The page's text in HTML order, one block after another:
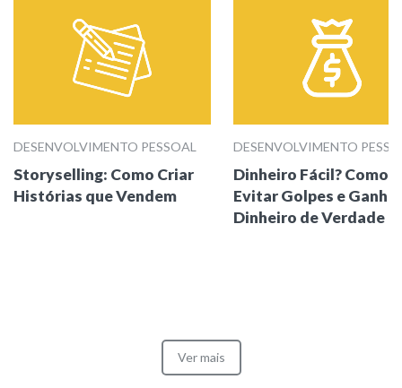
DESENVOLVIMENTO PESSOAL
Storyselling: Como Criar
Histórias que Vendem
DESENVOLVIMENTO
Dinheiro Fácil? Como
Evitar Golpes e Ganhar
Dinheiro de Verdade
Ver mais